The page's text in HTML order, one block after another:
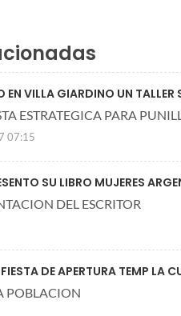
EN VILLA GIARDINO UN
ESTRATEGICA PARA
07:15
SU LIBRO MUJERES
DEL ESCRITOR
DE APERTURA TEMP LA
POBLACION